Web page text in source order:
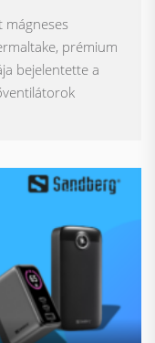
mágneses
prémium
bejelentette a